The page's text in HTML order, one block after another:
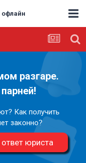
офлайн
разгаре.
Как получить
законно?
ответ юриста